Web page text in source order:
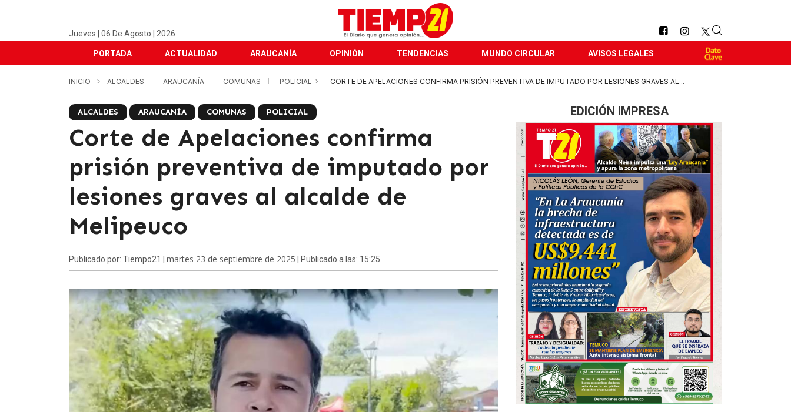
Jueves | 06 De Agosto | 2026
PORTADA ACTUALIDAD ARAUCANÍA OPINIÓN TENDENCIAS MUNDO CIRCULAR AVISOS LEGALES
INICIO ALCALDES ARAUCANÍA COMUNAS POLICIAL CORTE DE APELACIONES CONFIRMA PRISIÓN PREVENTIVA DE IMPUTADO POR LESIONES GRAVES AL...
ALCALDES ARAUCANÍA COMUNAS POLICIAL
Corte de Apelaciones confirma
prisión preventiva de imputado por
lesiones graves al alcalde de
Melipeuco
Publicado por: Tiempo21 | martes 23 de septiembre de 2025 | Publicado a las: 15:25
EDICIÓN IMPRESA